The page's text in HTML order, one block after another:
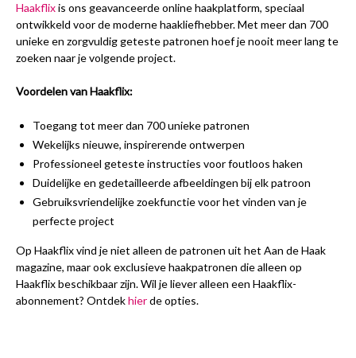
Haakflixis ons geavanceerde online haakplatform, speciaal
ontwikkeld voor de moderne haakliefhebber. Met meer dan 700
unieke en zorgvuldig geteste patronen hoef je nooit meer lang te
zoeken naar je volgende project.
Voordelen van Haakflix:
Toegang tot meer dan 700 unieke patronen
Wekelijks nieuwe, inspirerende ontwerpen
Professioneel geteste instructies voor foutloos haken
Duidelijke en gedetailleerde afbeeldingen bij elk patroon
Gebruiksvriendelijke zoekfunctie voor het vinden van je
perfecte project
Op Haakflix vind je niet alleen de patronen uit het Aan de Haak
magazine, maar ook exclusieve haakpatronen die alleen op
Haakflix beschikbaar zijn. Wil je liever alleen een Haakflix-
abonnement? Ontdekhierde opties.